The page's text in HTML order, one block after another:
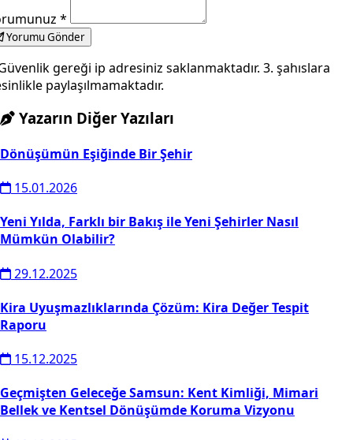
*
Yorumu Gönder
gereği ip adresiniz saklanmaktadır. 3. şahıslara
paylaşılmamaktadır.
Yazarın Diğer Yazıları
Dönüşümün Eşiğinde Bir Şehir
15.01.2026
Yeni Yılda, Farklı bir Bakış ile Yeni Şehirler Nasıl
Mümkün Olabilir?
29.12.2025
Kira Uyuşmazlıklarında Çözüm: Kira Değer Tespit
Raporu
15.12.2025
Geçmişten Geleceğe Samsun: Kent Kimliği, Mimari
Bellek ve Kentsel Dönüşümde Koruma Vizyonu